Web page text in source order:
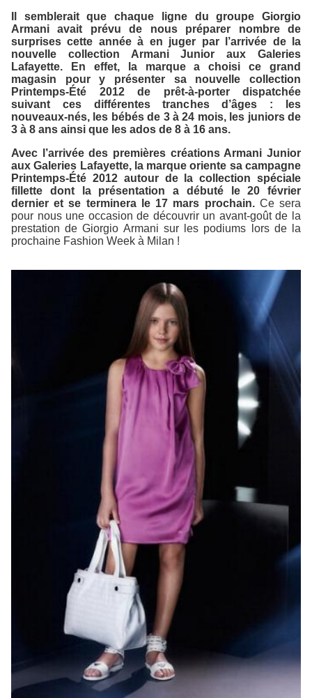
Il semblerait que chaque ligne du groupe Giorgio
Armani avait prévu de nous préparer nombre de
surprises cette année à en juger par l’arrivée de la
nouvelle collection Armani Junior aux Galeries
Lafayette. En effet, la marque a choisi ce grand
magasin pour y présenter sa nouvelle collection
Printemps-Été 2012 de prêt-à-porter dispatchée
suivant ces différentes tranches d’âges : les
nouveaux-nés, les bébés de 3 à 24 mois, les juniors de
3 à 8 ans ainsi que les ados de 8 à 16 ans.
Avec l’arrivée des premières créations Armani Junior
aux Galeries Lafayette, la marque oriente sa campagne
Printemps-Été 2012 autour de la collection spéciale
fillette dont la présentation a débuté le 20 février
dernier et se terminera le 17 mars prochain.Ce sera
pour nous une occasion de découvrir un avant-goût de la
prestation de Giorgio Armani sur les podiums lors de la
prochaine Fashion Week à Milan !